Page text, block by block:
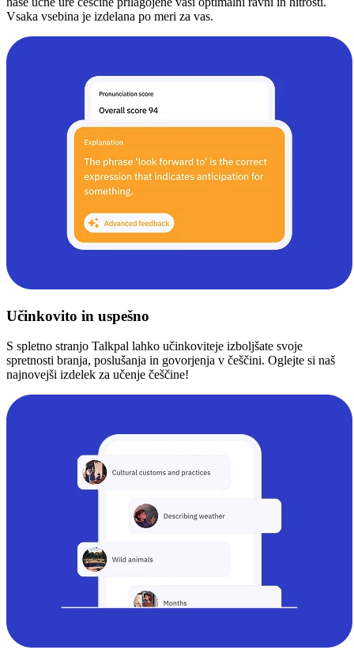
Vsaka vsebina je izdelana po meri za vas.
Učinkovito in uspešno
S spletno stranjo Talkpal lahko učinkoviteje izboljšate svoje
spretnosti branja, poslušanja in govorjenja v češčini. Oglejte si naš
najnovejši izdelek za učenje češčine!